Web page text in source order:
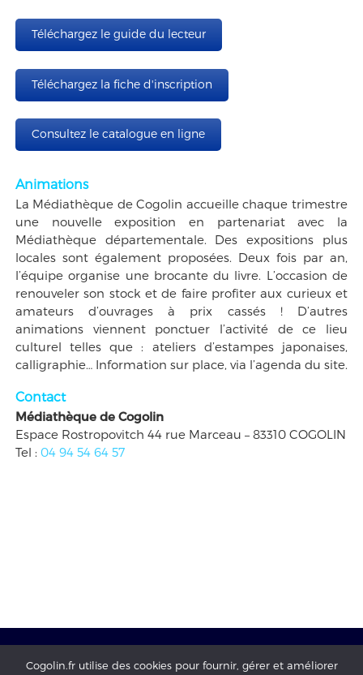
Téléchargez le guide du lecteur
Téléchargez la fiche d'inscription
Consultez le catalogue en ligne
Animations
La Médiathèque de Cogolin accueille chaque trimestre
une nouvelle exposition en partenariat avec la
Médiathèque départementale. Des expositions plus
locales sont également proposées. Deux fois par an,
l’équipe organise une brocante du livre. L’occasion de
renouveler son stock et de faire profiter aux curieux et
amateurs d’ouvrages à prix cassés ! D’autres
animations viennent ponctuer l’activité de ce lieu
culturel telles que : ateliers d’estampes japonaises,
calligraphie… Information sur place, via l’agenda du site.
Contact
Médiathèque de Cogolin
Espace Rostropovitch 44 rue Marceau – 83310 COGOLIN
Tel : 04 94 54 64 57
Cogolin.fr utilise des cookies pour fournir, gérer et améliorer